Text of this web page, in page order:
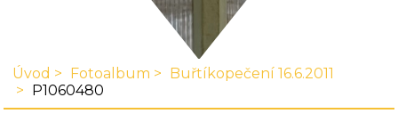
Úvod Fotoalbum
Buřtíkopečení 16.6.2011
P1060480